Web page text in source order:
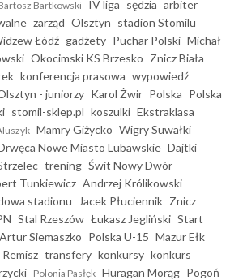
Bartkowski IV liga sędzia arbiter
zarząd Olsztyn stadion Stomilu
Łódź gadżety Puchar Polski Michał
Okocimski KS Brzesko Znicz Biała
konferencja prasowa wypowiedź
- juniorzy Karol Żwir Polska Polska
stomil-sklep.pl koszulki Ekstraklasa
Mamry Giżycko Wigry Suwałki
Nowe Miasto Lubawskie Dajtki
trening Świt Nowy Dwór
Tunkiewicz Andrzej Królikowski
stadionu Jacek Płuciennik Znicz
Stal Rzeszów Łukasz Jegliński Start
Artur Siemaszko Polska U-15 Mazur Ełk
Remisz transfery konkursy konkurs
Polonia Pasłęk Huragan Morąg Pogoń